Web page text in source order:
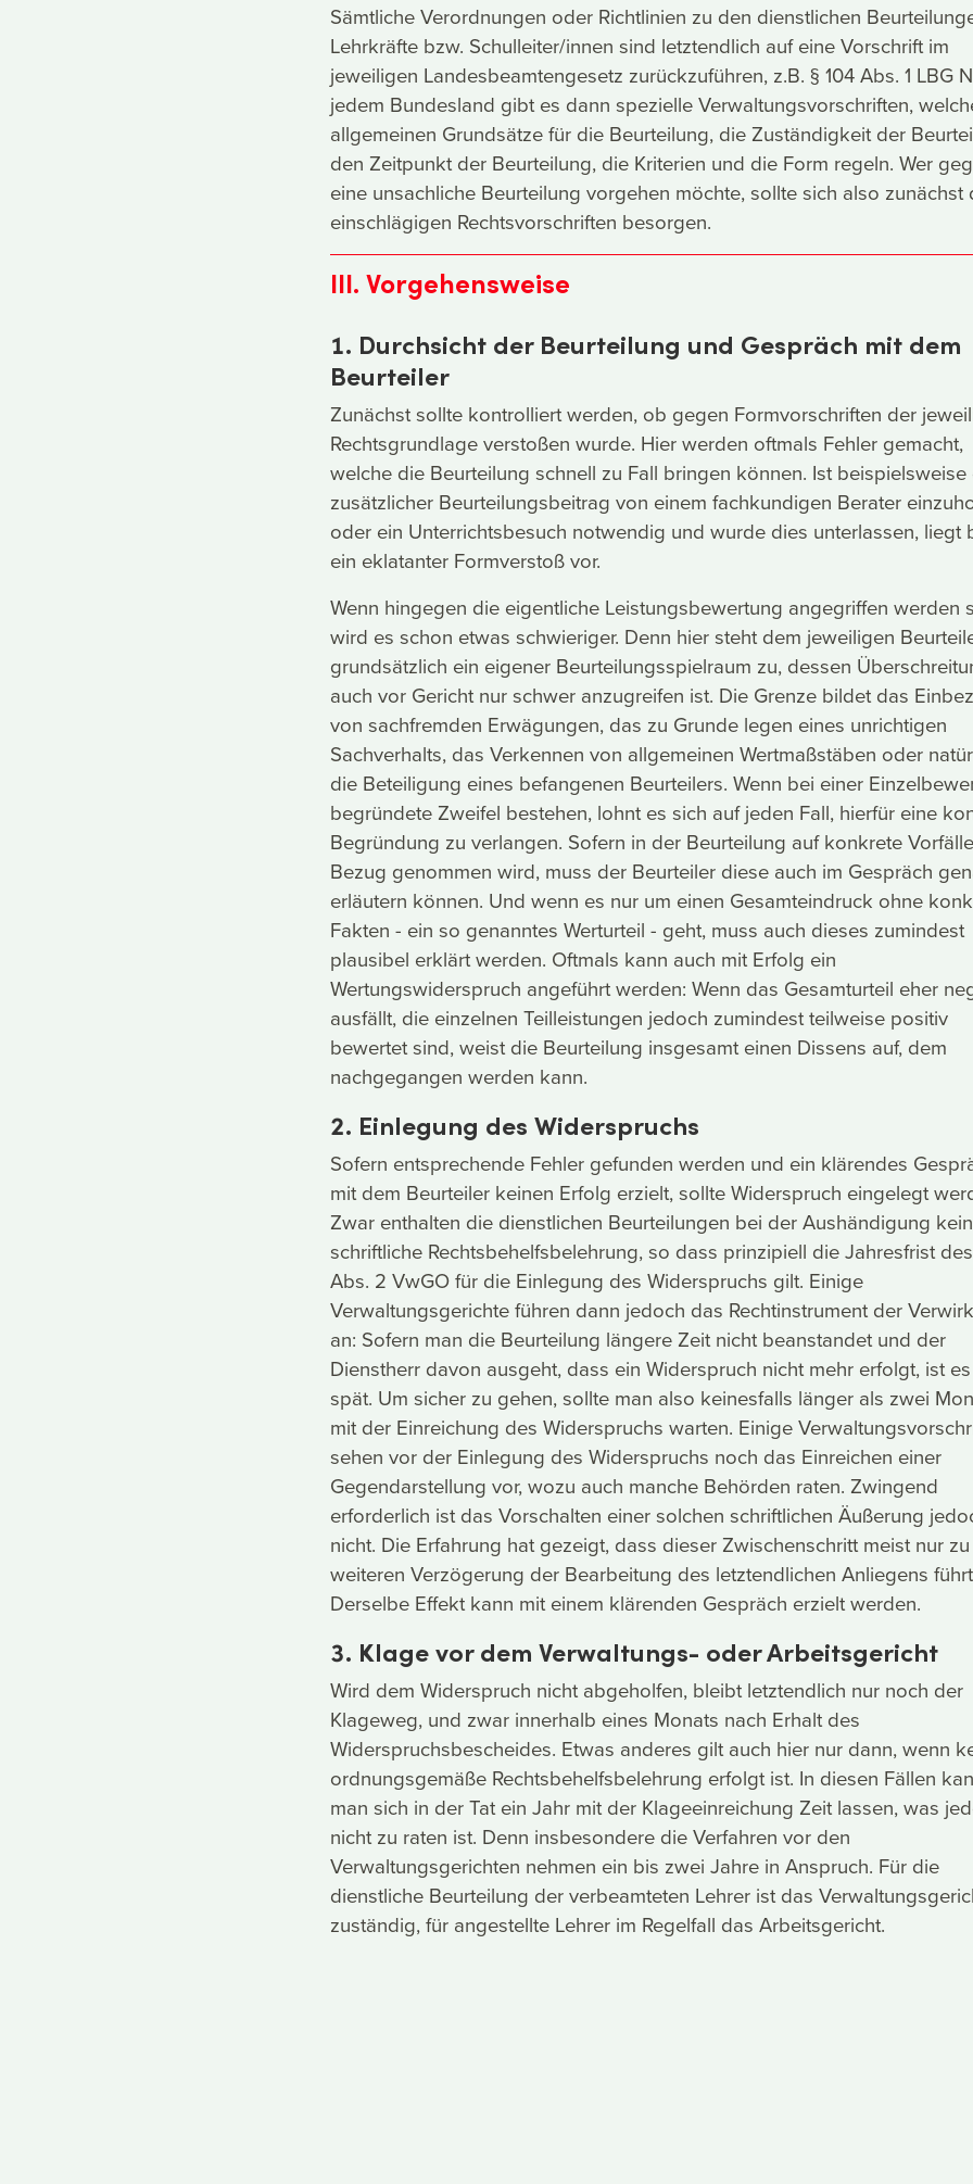
Sämtliche Verordnungen oder Richtlinien zu den dienstlichen
Lehrkräfte bzw. Schulleiter/innen sind letztendlich auf eine Vorschrift im
jeweiligen Landesbeamtengesetz zurückzuführen, z.B. § 104 Abs. 1 LBG
jedem Bundesland gibt es dann spezielle Verwaltungsvorschriften,
allgemeinen Grundsätze für die Beurteilung, die Zuständigkeit der
den Zeitpunkt der Beurteilung, die Kriterien und die Form regeln. Wer
eine unsachliche Beurteilung vorgehen möchte, sollte sich also zunächst
einschlägigen Rechtsvorschriften besorgen.
III. Vorgehensweise
1. Durchsicht der Beurteilung und Gespräch mit dem
Beurteiler
Zunächst sollte kontrolliert werden, ob gegen Formvorschriften der
Rechtsgrundlage verstoßen wurde. Hier werden oftmals Fehler gemacht,
welche die Beurteilung schnell zu Fall bringen können. Ist beispielsweise
zusätzlicher Beurteilungsbeitrag von einem fachkundigen Berater
oder ein Unterrichtsbesuch notwendig und wurde dies unterlassen, liegt
ein eklatanter Formverstoß vor.
Wenn hingegen die eigentliche Leistungsbewertung angegriffen werden
wird es schon etwas schwieriger. Denn hier steht dem jeweiligen
grundsätzlich ein eigener Beurteilungsspielraum zu, dessen
auch vor Gericht nur schwer anzugreifen ist. Die Grenze bildet das
von sachfremden Erwägungen, das zu Grunde legen eines unrichtigen
Sachverhalts, das Verkennen von allgemeinen Wertmaßstäben oder
die Beteiligung eines befangenen Beurteilers. Wenn bei einer
begründete Zweifel bestehen, lohnt es sich auf jeden Fall, hierfür eine
Begründung zu verlangen. Sofern in der Beurteilung auf konkrete Vorfälle
Bezug genommen wird, muss der Beurteiler diese auch im Gespräch
erläutern können. Und wenn es nur um einen Gesamteindruck ohne
Fakten - ein so genanntes Werturteil - geht, muss auch dieses zumindest
plausibel erklärt werden. Oftmals kann auch mit Erfolg ein
Wertungswiderspruch angeführt werden: Wenn das Gesamturteil eher
ausfällt, die einzelnen Teilleistungen jedoch zumindest teilweise positiv
bewertet sind, weist die Beurteilung insgesamt einen Dissens auf, dem
nachgegangen werden kann.
2. Einlegung des Widerspruchs
Sofern entsprechende Fehler gefunden werden und ein klärendes
mit dem Beurteiler keinen Erfolg erzielt, sollte Widerspruch eingelegt
Zwar enthalten die dienstlichen Beurteilungen bei der Aushändigung
schriftliche Rechtsbehelfsbelehrung, so dass prinzipiell die Jahresfrist
Abs. 2 VwGO für die Einlegung des Widerspruchs gilt. Einige
Verwaltungsgerichte führen dann jedoch das Rechtinstrument der
an: Sofern man die Beurteilung längere Zeit nicht beanstandet und der
Dienstherr davon ausgeht, dass ein Widerspruch nicht mehr erfolgt, ist
spät. Um sicher zu gehen, sollte man also keinesfalls länger als zwei
mit der Einreichung des Widerspruchs warten. Einige
sehen vor der Einlegung des Widerspruchs noch das Einreichen einer
Gegendarstellung vor, wozu auch manche Behörden raten. Zwingend
erforderlich ist das Vorschalten einer solchen schriftlichen Äußerung
nicht. Die Erfahrung hat gezeigt, dass dieser Zwischenschritt meist nur
weiteren Verzögerung der Bearbeitung des letztendlichen Anliegens
Derselbe Effekt kann mit einem klärenden Gespräch erzielt werden.
3. Klage vor dem Verwaltungs- oder Arbeitsgericht
Wird dem Widerspruch nicht abgeholfen, bleibt letztendlich nur noch der
Klageweg, und zwar innerhalb eines Monats nach Erhalt des
Widerspruchsbescheides. Etwas anderes gilt auch hier nur dann, wenn
ordnungsgemäße Rechtsbehelfsbelehrung erfolgt ist. In diesen Fällen
man sich in der Tat ein Jahr mit der Klageeinreichung Zeit lassen, was
nicht zu raten ist. Denn insbesondere die Verfahren vor den
Verwaltungsgerichten nehmen ein bis zwei Jahre in Anspruch. Für die
dienstliche Beurteilung der verbeamteten Lehrer ist das
zuständig, für angestellte Lehrer im Regelfall das Arbeitsgericht.